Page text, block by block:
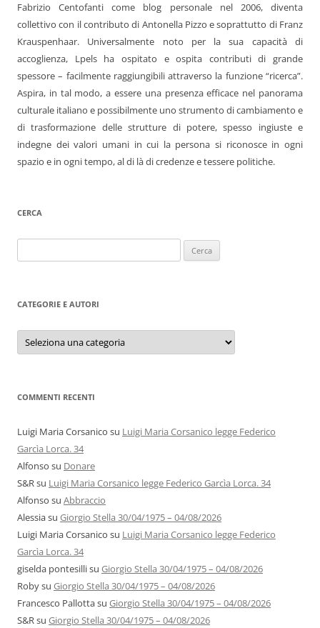
Fabrizio Centofanti come blog personale nel 2006, diventa
collettivo con il contributo di Antonella Pizzo e soprattutto di Franz
Krauspenhaar. Universalmente noto per la sua capacità di
accoglienza, Lpels ha ospitato e ospita contributi di grande
spessore – facilmente raggiungibili attraverso la funzione “ricerca”.
Aspira, in tal modo, a essere una presenza efficace nel panorama
culturale italiano e possibilmente uno strumento di cambiamento e
di trasformazione delle strutture di potere, spesso ingiuste e
indegne dei valori umani in cui la persona si riconosce in ogni
spazio e in ogni tempo, al di là di credenze e tessere politiche.
CERCA
per:
CATEGORIE E AUTORI
Categorie
autori
COMMENTI RECENTI
Luigi Maria Corsanico su Luigi Maria Corsanico legge Federico
Garcìa Lorca. 34
Alfonso su Donare
S&Rsu Luigi Maria Corsanico legge Federico Garcìa Lorca. 34
Alfonso su Abbraccio
Alessiasu Giorgio Stella 30/04/1975 – 04/08/2026
Luigi Maria Corsanico su Luigi Maria Corsanico legge Federico
Garcìa Lorca. 34
giselda pontesillisu Giorgio Stella 30/04/1975 – 04/08/2026
Robysu Giorgio Stella 30/04/1975 – 04/08/2026
Francesco Pallottasu Giorgio Stella 30/04/1975 – 04/08/2026
S&Rsu Giorgio Stella 30/04/1975 – 04/08/2026